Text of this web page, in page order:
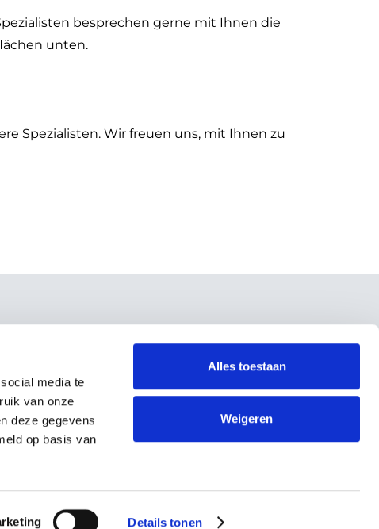
media te
van onze
deze gegevens
op basis van
Details tonen
Alles toestaan
Weigeren
besprechen gerne mit Ihnen die
unten.
Spezialisten. Wir freuen uns, mit Ihnen zu
Unterstützen Sie
Allgemeine Bedingungen und